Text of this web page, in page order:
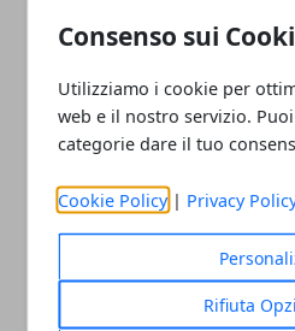
Consenso sui
Utilizziamo i cookie per
web e il nostro servizio.
categorie dare il tuo
Cookie Policy | Privacy
Rifiuta
Al lupo, al lupo!
Nazionale tra musica
19/11/2025